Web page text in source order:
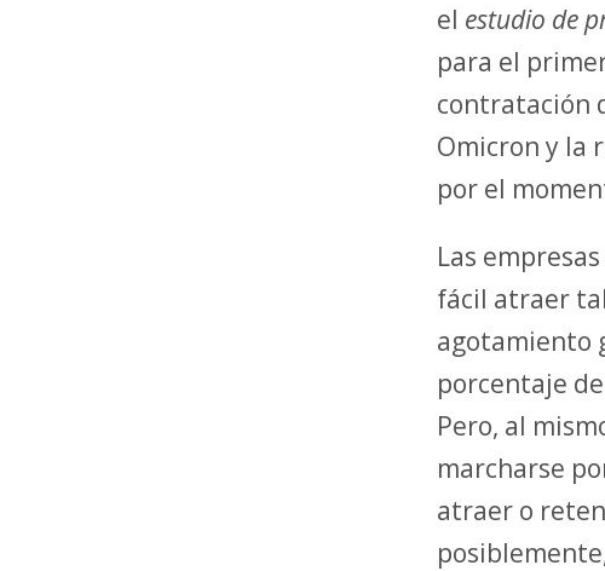
el estudio de
para el
contratación
Omicron y la
por el
Las
fácil atraer
agotamiento
porcentaje
Pero, al
marcharse
atraer o